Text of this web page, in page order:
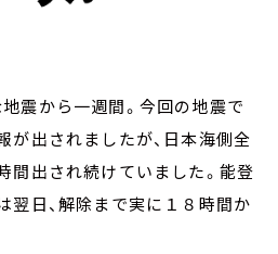
震から一週間。今回の地震で
が出されましたが、日本海側全
間出され続けていました。能登
翌日、解除まで実に１８時間か